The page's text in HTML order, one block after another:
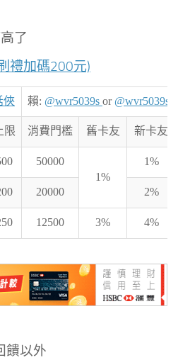
了
禮加碼200元)
俠 賴: @wvr5039s or @wvr5039s
限 消費門檻 舊卡友 新卡友
50000
1%
1%
20000 2%
12500 3% 4%
饋以外